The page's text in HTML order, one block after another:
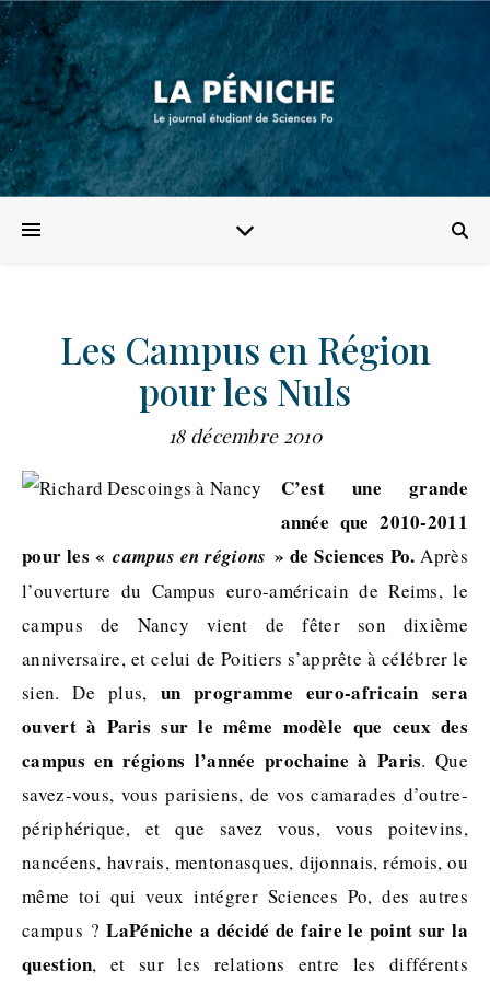
Les Campus en Région
pour les Nuls
18 décembre 2010
C’est une grande
année que 2010-2011
pour les «campus en régions » de Sciences Po. Après
l’ouverture du Campus euro-américain de Reims, le
campus de Nancy vient de fêter son dixième
anniversaire, et celui de Poitiers s’apprête à célébrer le
sien. De plus, un programme euro-africain sera
ouvert à Paris sur le même modèle que ceux des
campus en régions l’année prochaine à Paris. Que
savez-vous, vous parisiens, de vos camarades d’outre-
périphérique, et que savez vous, vous poitevins,
nancéens, havrais, mentonasques, dijonnais, rémois, ou
même toi qui veux intégrer Sciences Po, des autres
campus ?LaPéniche a décidé de faire le point sur la
question, et sur les relations entre les différents